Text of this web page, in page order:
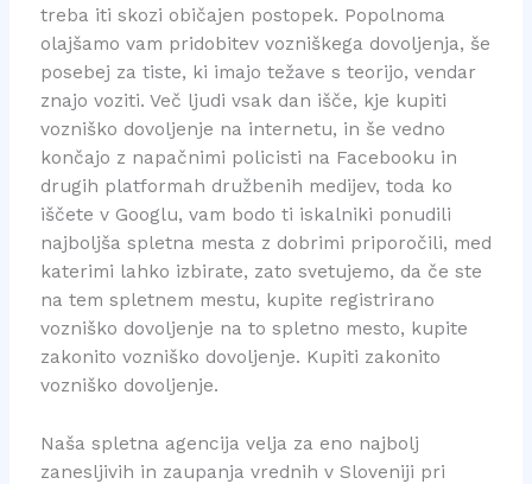
treba iti skozi običajen postopek. Popolnoma
olajšamo vam pridobitev vozniškega dovoljenja, še
posebej za tiste, ki imajo težave s teorijo, vendar
znajo voziti. Več ljudi vsak dan išče, kje kupiti
vozniško dovoljenje na internetu, in še vedno
končajo z napačnimi policisti na Facebooku in
drugih platformah družbenih medijev, toda ko
iščete v Googlu, vam bodo ti iskalniki ponudili
najboljša spletna mesta z dobrimi priporočili, med
katerimi lahko izbirate, zato svetujemo, da če ste
na tem spletnem mestu, kupite registrirano
vozniško dovoljenje na to spletno mesto, kupite
zakonito vozniško dovoljenje. Kupiti zakonito
vozniško dovoljenje.
Naša spletna agencija velja za eno najbolj
zanesljivih in zaupanja vrednih v Sloveniji pri